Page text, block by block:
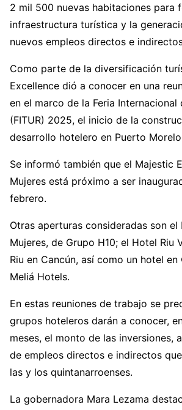
2 mil 500 nuevas habitaciones para
infraestructura turística y la
nuevos empleos directos e
Como parte de la diversificación
Excellence dió a conocer en una
en el marco de la Feria Internacional
(FITUR) 2025, el inicio de la
desarrollo hotelero en Puerto
Se informó también que el Majestic
Mujeres está próximo a ser
febrero.
Otras aperturas consideradas son el
Mujeres, de Grupo H10; el Hotel Riu
Riu en Cancún, así como un hotel en
Meliá Hotels.
En estas reuniones de trabajo se
grupos hoteleros darán a conocer,
meses, el monto de las inversiones,
de empleos directos e indirectos
las y los quintanarroenses.
La gobernadora Mara Lezama